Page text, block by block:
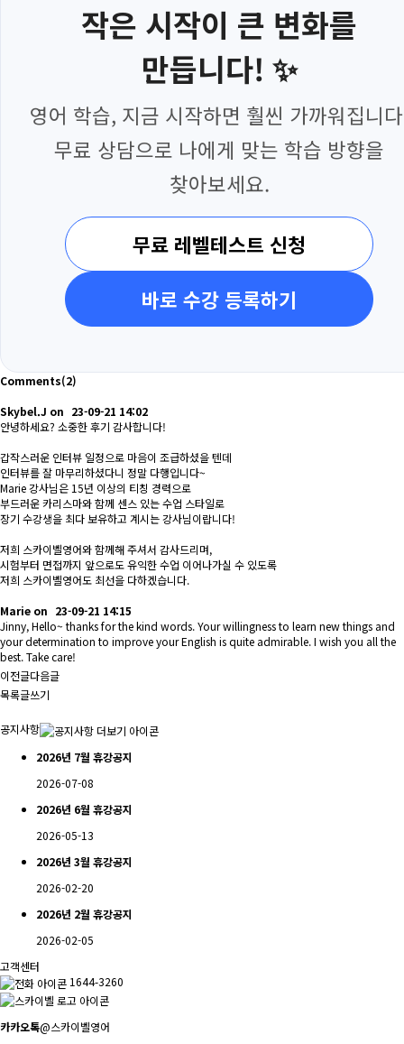
작은 시작이 큰 변화를
만듭니다! ✨
영어 학습, 지금 시작하면 훨씬 가까워집니
무료 상담으로 나에게 맞는 학습 방향을
찾아보세요.
무료 레벨테스트 신청
바로 수강 등록하기
Comments(2)
Skybel.J on 23-09-21 14:02
안녕하세요? 소중한 후기 감사합니다!
갑작스러운 인터뷰 일정으로 마음이 조급하셨을 텐데
인터뷰를 잘 마무리하셨다니 정말 다행입니다~
Marie 강사님은 15년 이상의 티칭 경력으로
부드러운 카리스마와 함께 센스 있는 수업 스타일로
장기 수강생을 최다 보유하고 계시는 강사님이랍니다!
저희 스카이벨영어와 함께해 주셔서 감사드리며,
시험부터 면접까지 앞으로도 유익한 수업 이어나가실 수 있도록
저희 스카이벨영어도 최선을 다하겠습니다.
Marie on 23-09-21 14:15
Jinny, Hello~ thanks for the kind words. Your willingness to learn new things and
your determination to improve your English is quite admirable. I wish you all the
best. Take care!
이전글다음글
목록글쓰기
공지사항
2026년 7월 휴강공지
2026-07-08
2026년 6월 휴강공지
2026-05-13
2026년 3월 휴강공지
2026-02-20
2026년 2월 휴강공지
2026-02-05
고객센터
1644-3260
카카오톡@스카이벨영어